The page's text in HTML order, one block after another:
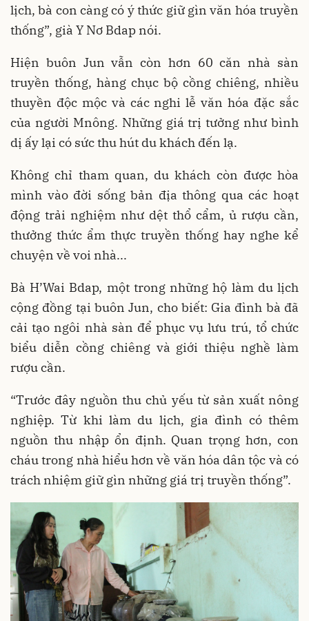
lịch, bà con càng có ý thức giữ gìn văn hóa truyền
thống”, già Y Nơ Bdap nói.
Hiện buôn Jun vẫn còn hơn 60 căn nhà sàn
truyền thống, hàng chục bộ cồng chiêng, nhiều
thuyền độc mộc và các nghi lễ văn hóa đặc sắc
của người Mnông. Những giá trị tưởng như bình
dị ấy lại có sức thu hút du khách đến lạ.
Không chỉ tham quan, du khách còn được hòa
mình vào đời sống bản địa thông qua các hoạt
động trải nghiệm như dệt thổ cẩm, ủ rượu cần,
thưởng thức ẩm thực truyền thống hay nghe kể
chuyện về voi nhà...
Bà H’Wai Bdap, một trong những hộ làm du lịch
cộng đồng tại buôn Jun, cho biết: Gia đình bà đã
cải tạo ngôi nhà sàn để phục vụ lưu trú, tổ chức
biểu diễn cồng chiêng và giới thiệu nghề làm
rượu cần.
“Trước đây nguồn thu chủ yếu từ sản xuất nông
nghiệp. Từ khi làm du lịch, gia đình có thêm
nguồn thu nhập ổn định. Quan trọng hơn, con
cháu trong nhà hiểu hơn về văn hóa dân tộc và có
trách nhiệm giữ gìn những giá trị truyền thống”.